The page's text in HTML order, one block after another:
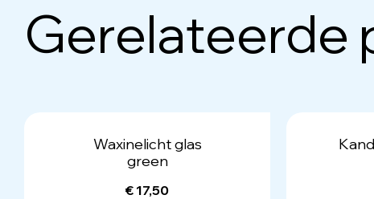
Gerelateerde
Waxinelicht glas
green
€ 17,50